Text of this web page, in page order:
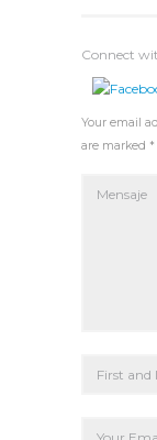
Connect
Your email
are marked *